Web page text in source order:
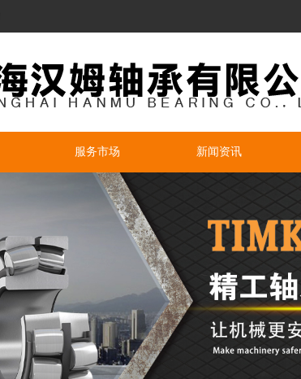
服务市场 新闻资讯